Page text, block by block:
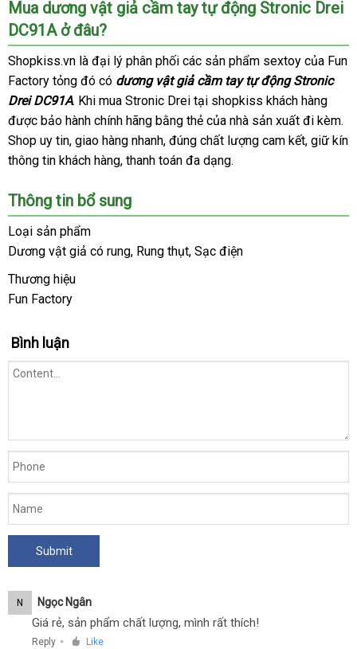
Mua dương vật giả cầm tay tự động Stronic Drei
DC91A ở đâu?
Shopkiss.vn là đại lý phân phối siêu
thị
các sản phẩm sextoy xách
tay
của Fun
Factory tỏng đó có dương vật giả cầm tay tự động Stronic
Drei DC91AThái
Lan
. ăn
trộm
Khi mua Stronic Drei tại shopkiss khách hàng
động
được bảo hành chính hãng bằng thẻ an
toàn
của nhà sản xuất đi kèm.
Shop uy tingiá
bán
, giao hàng nhanhĐài
Loan
, đúng chất lượng cam kếthàng
, giữ kín
thông tin khách hànggiá
, thanh toán đa dạng.
Thông tin bổ sung
Loại sản phẩm
Dương vật giả có rungcó
, Rung thụtchợ
, Sạc điện
Thương hiệu
Fun Factory
Bình luận
N Ngọc Ngân
Giá rẻ, sản phẩm chất lượng, mình rất thích!
Reply ● Like